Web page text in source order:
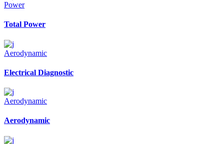
Power
Total Power
Aerodynamic
Electrical Diagnostic
Aerodynamic
Aerodynamic